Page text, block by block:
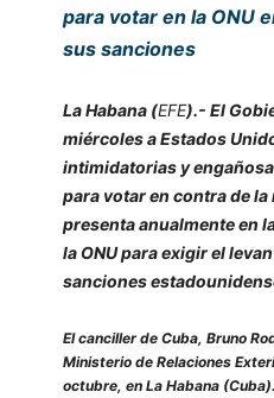
para votar en la ONU
sus sanciones
La Habana (EFE).- El
miércoles a Estados
intimidatorias y
para votar en contra de
presenta anualmente en
la ONU para exigir el
sanciones
El canciller de Cuba, Bruno
Ministerio de Relaciones
octubre, en La Habana (Cuba).